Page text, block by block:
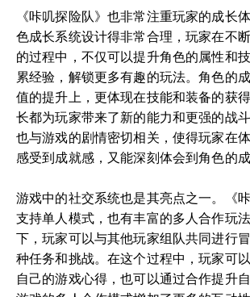
《咔叽探险队》也非常注重玩家的成长
色成长系统设计得非常合理，玩家在不
的过程中，不仅可以提升角色的属性和
累经验，解锁更多有趣的玩法。角色的
值的提升上，更体现在技能和装备的获
长都为玩家带来了新的能力和更强的战
也与游戏的剧情密切相关，使得玩家在
感受到成就感，又能深刻体会到角色的成
游戏中的社交系统也是其亮点之一。《
支持单人模式，也有丰富的多人合作玩
下，玩家可以与其他玩家组队共同进行
种任务和挑战。在这个过程中，玩家可
自己的游戏心得，也可以通过合作提升